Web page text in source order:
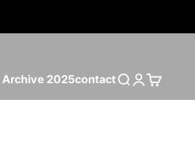
Archive 2025contactSearch
Login
Cart